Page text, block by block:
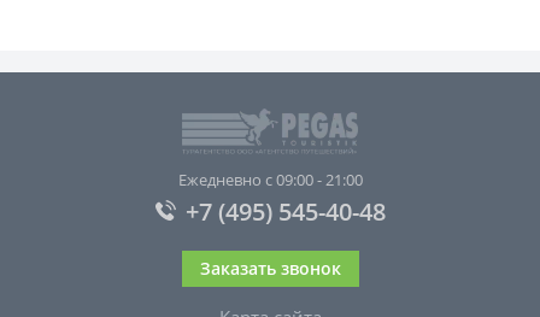
Ежедневно с 09:00 - 21:00
+7 (495) 545-40-48
Заказать звонок